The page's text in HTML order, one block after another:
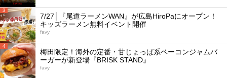
3
7/27│『尾道ラーメンWAN』が広島HiroPaにオープン！
キッズラーメン無料イベント開催
favy
4
梅田限定！海外の定番・甘じょっぱ系ベーコンジャムバ
ーガーが新登場『BRISK STAND』
favy